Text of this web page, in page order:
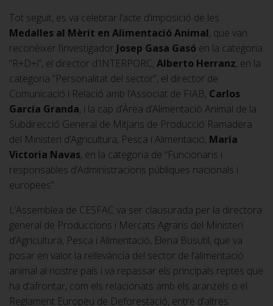
Tot seguit, es va celebrar l’acte d’imposició de les
Medalles al Mèrit en Alimentació Animal, que van
reconèixer l’investigador Josep Gasa Gasó en la categoria
“R+D+i”, el director d’INTERPORC, Alberto Herranz, en la
categoria “Personalitat del sector”, el director de
Comunicació i Relació amb l’Associat de FIAB, Carlos
García Granda, i la cap d’Àrea d’Alimentació Animal de la
Subdirecció General de Mitjans de Producció Ramadera
del Ministeri d’Agricultura, Pesca i Alimentació, María
Victoria Navas, en la categoria de “Funcionaris i
responsables d’Administracions públiques nacionals i
europees”.
L’Assemblea de CESFAC va ser clausurada per la directora
general de Produccions i Mercats Agraris del Ministeri
d’Agricultura, Pesca i Alimentació, Elena Busutil, que va
posar en valor la rellevància del sector de l’alimentació
animal al nostre país i va repassar els principals reptes que
ha d’afrontar, com els relacionats amb els aranzels o el
Reglament Europeu de Deforestació, entre d’altres.